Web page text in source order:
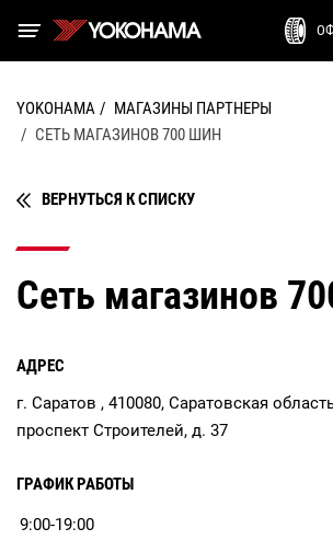
YOKOHAMA
МАГАЗИНЫ ПАРТНЕРЫ
СЕТЬ МАГАЗИНОВ 700 ШИН
ВЕРНУТЬСЯ К СПИСКУ
Сеть магазинов
АДРЕС
г. Саратов , 410080, Саратовская
проспект Строителей, д. 37
ГРАФИК РАБОТЫ
9:00-19:00